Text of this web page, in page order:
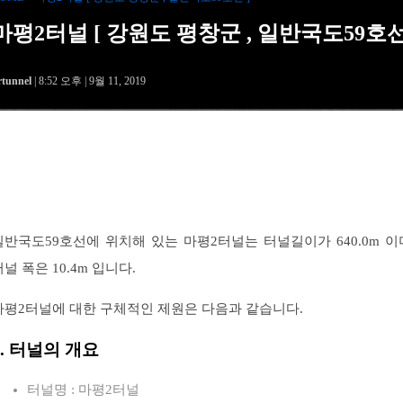
평2터널 [ 강원도 평창군 , 일반국도59호
| 8:52 오후 | 9월 11, 2019
반국도59호선에 위치해 있는 마평2터널는 터널길이가 640.0m 이
널 폭은 10.4m 입니다.
평2터널에 대한 구체적인 제원은 다음과 같습니다.
터널의 개요
터널명 : 마평2터널